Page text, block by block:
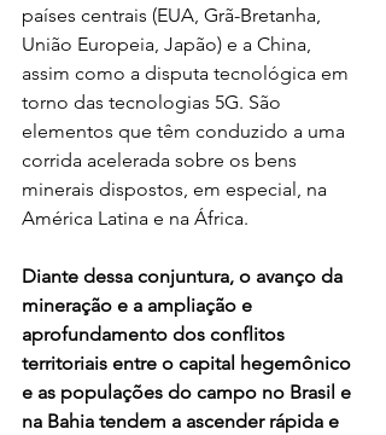
países centrais (EUA, Grã-Bretanha,
União Europeia, Japão) e a China,
assim como a disputa tecnológica em
torno das tecnologias 5G. São
elementos que têm conduzido a uma
corrida acelerada sobre os bens
minerais dispostos, em especial, na
América Latina e na África.
Diante dessa conjuntura, o avanço da
mineração e a ampliação e
aprofundamento dos conflitos
territoriais entre o capital hegemônico
e as populações do campo no Brasil e
na Bahia tendem a ascender rápida e